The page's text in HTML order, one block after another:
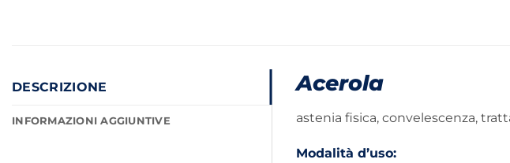
DESCRIZIONE
INFORMAZIONI AGGIUNTIVE
Acerola
astenia fisica, convelescenza,
Modalità d’uso: